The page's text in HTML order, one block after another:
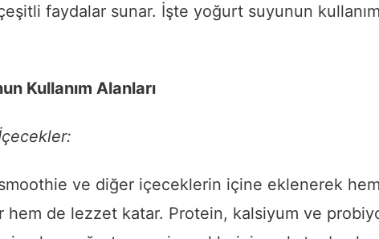
faydalar sunar. İşte yoğurt suyunun
Kullanım Alanları
ve diğer içeceklerin içine eklenerek
hem de lezzet katar. Protein, kalsiyum ve